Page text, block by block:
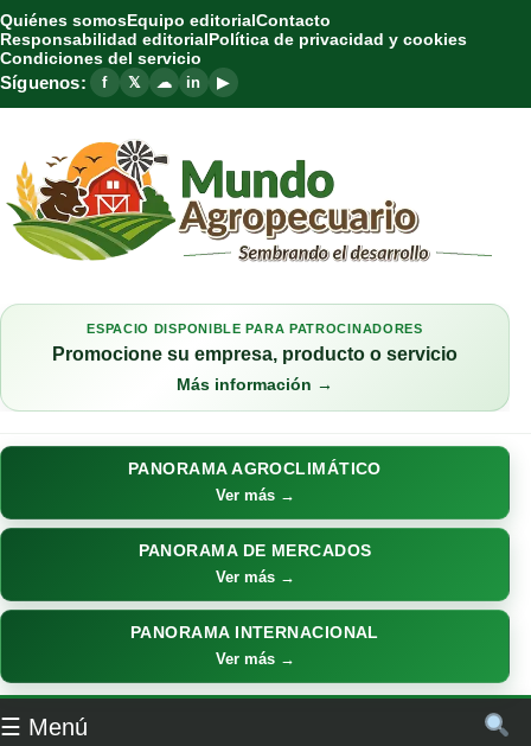
Quiénes somosEquipo editorialContacto
Responsabilidad editorialPolítica de privacidad y cookies
Condiciones del servicio
Síguenos: f 𝕏 ☁ in ▶
ESPACIO DISPONIBLE PARA PATROCINADORES
Promocione su empresa, producto o servicio
Más información →
PANORAMA AGROCLIMÁTICO
Ver más →
PANORAMA DE MERCADOS
Ver más →
PANORAMA INTERNACIONAL
Ver más →
☰ Menú